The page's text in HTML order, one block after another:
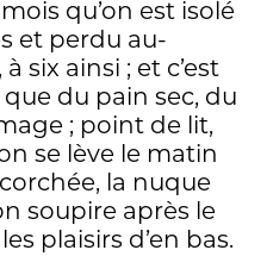
qu’on est isolé
et perdu au-
six ainsi ; et c’est
du pain sec, du
; point de lit,
se lève le matin
la nuque
soupire après le
plaisirs d’en bas.